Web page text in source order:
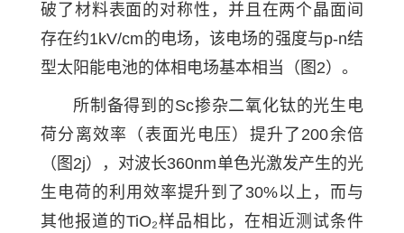
破了材料表面的对称性，并且在两个晶面间
存在约1kV/cm的电场，该电场的强度与p-n结
型太阳能电池的体相电场基本相当（图2）。
所制备得到的Sc掺杂二氧化钛的光生电
荷分离效率（表面光电压）提升了200余倍
（图2j），对波长360nm单色光激发产生的光
生电荷的利用效率提升到了30%以上，而与
其他报道的TiO₂样品相比，在相近测试条件